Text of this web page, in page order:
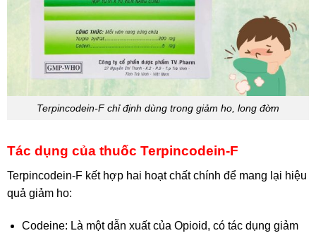
Terpincodein-F chỉ định dùng trong giảm ho, long đờm
Tác dụng của thuốc Terpincodein-F
Terpincodein-F kết hợp hai hoạt chất chính để mang lại hiệu
quả giảm ho:
Codeine: Là một dẫn xuất của Opioid, có tác dụng giảm